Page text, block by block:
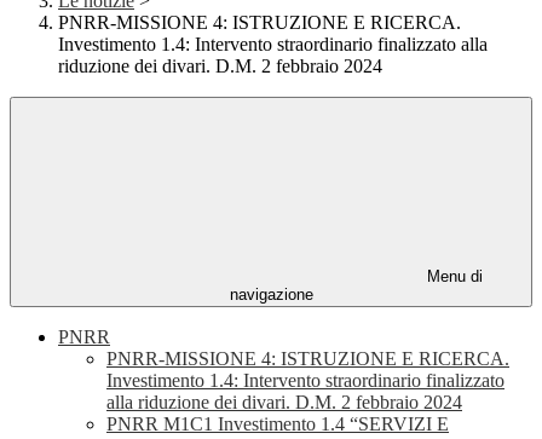
PNRR-MISSIONE 4: ISTRUZIONE E RICERCA.
Investimento 1.4: Intervento straordinario finalizzato alla
riduzione dei divari. D.M. 2 febbraio 2024
Menu di
navigazione
PNRR
PNRR-MISSIONE 4: ISTRUZIONE E RICERCA.
Investimento 1.4: Intervento straordinario finalizzato
alla riduzione dei divari. D.M. 2 febbraio 2024
PNRR M1C1 Investimento 1.4 “SERVIZI E